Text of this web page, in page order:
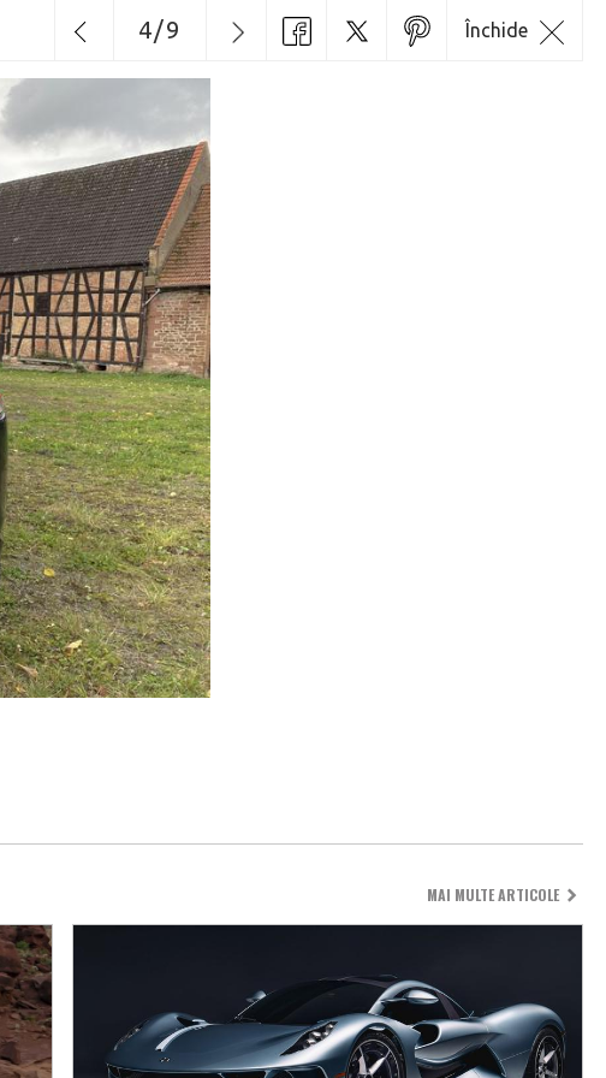
Închide
4/9
MAI MULTE ARTICOLE